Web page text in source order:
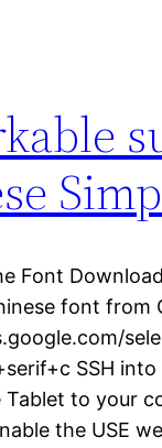
Font
font from
SSH into
to your
the USE